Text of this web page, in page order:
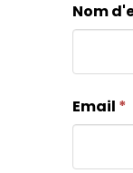
Nom
Email *